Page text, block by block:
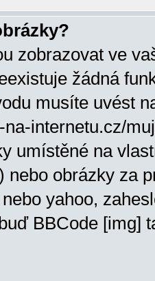
zobrazovat ve
žádná
musíte uvést
na-internetu.cz/
umístěné na
nebo obrázky za
yahoo,
BBCode [img]